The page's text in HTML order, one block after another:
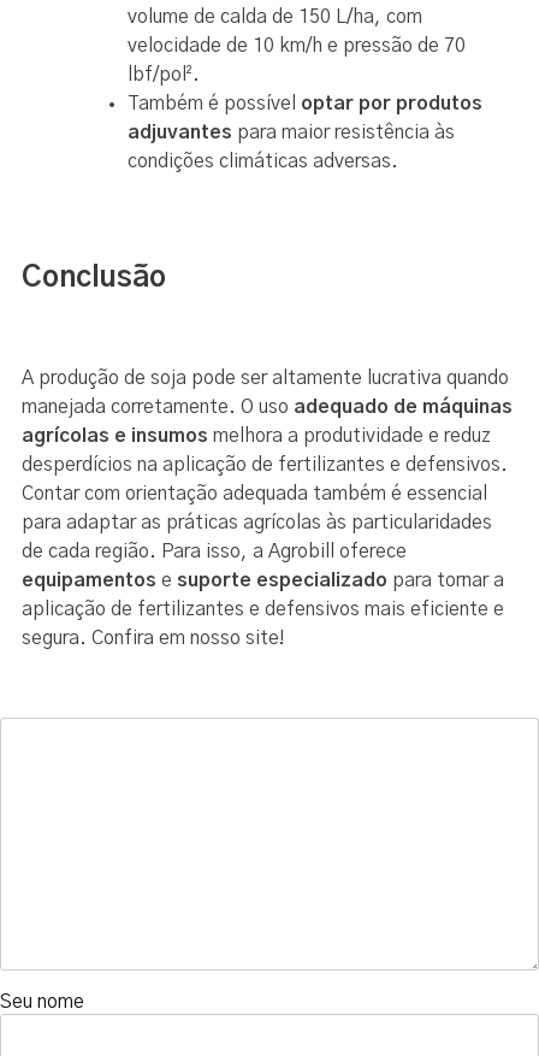
volume de calda de 150 L/ha, com
velocidade de 10 km/h e pressão de 70
lbf/pol².
Também é possível optar por produtos
adjuvantes para maior resistência às
condições climáticas adversas.
Conclusão
A produção de soja pode ser altamente lucrativa quando
manejada corretamente. O uso adequado de máquinas
agrícolas e insumos melhora a produtividade e reduz
desperdícios na aplicação de fertilizantes e defensivos.
Contar com orientação adequada também é essencial
para adaptar as práticas agrícolas às particularidades
de cada região. Para isso, a Agrobill oferece
equipamentos e suporte especializado para tornar a
aplicação de fertilizantes e defensivos mais eficiente e
segura. Confira em nosso site!
Seu nome